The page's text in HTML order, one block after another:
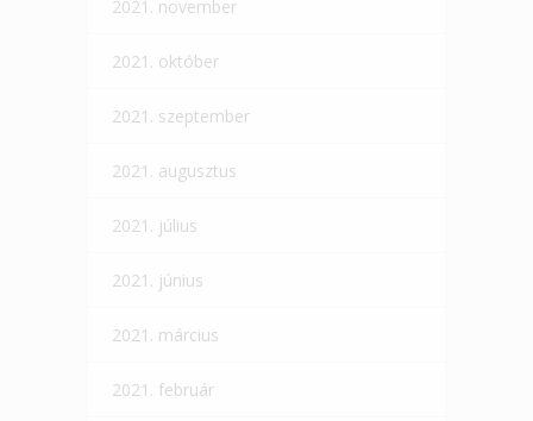
2021. november
2021. október
2021. szeptember
2021. augusztus
2021. július
2021. június
2021. március
2021. február